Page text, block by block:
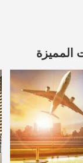
المميزة